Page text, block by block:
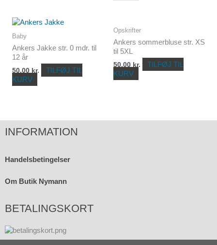
Baby
Ankers Jakke str. 0 mdr. til
12 år
50,00 kr.
TILFØJ TIL
KURV
Opskrifter
Ankers sommerbluse str. XS
til 5XL
50,00 kr.
TILFØJ TIL
KURV
INFORMATION
Handelsbetingelser
Om Butik Nymann
BETALINGSKORT